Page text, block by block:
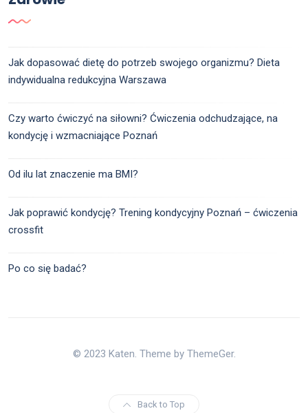
Jak dopasować dietę do potrzeb swojego organizmu? Dieta
indywidualna redukcyjna Warszawa
Czy warto ćwiczyć na siłowni? Ćwiczenia odchudzające, na
kondycję i wzmacniające Poznań
Od ilu lat znaczenie ma BMI?
Jak poprawić kondycję? Trening kondycyjny Poznań – ćwiczenia
crossfit
Po co się badać?
© 2023 Katen. Theme by ThemeGer.
Back to Top